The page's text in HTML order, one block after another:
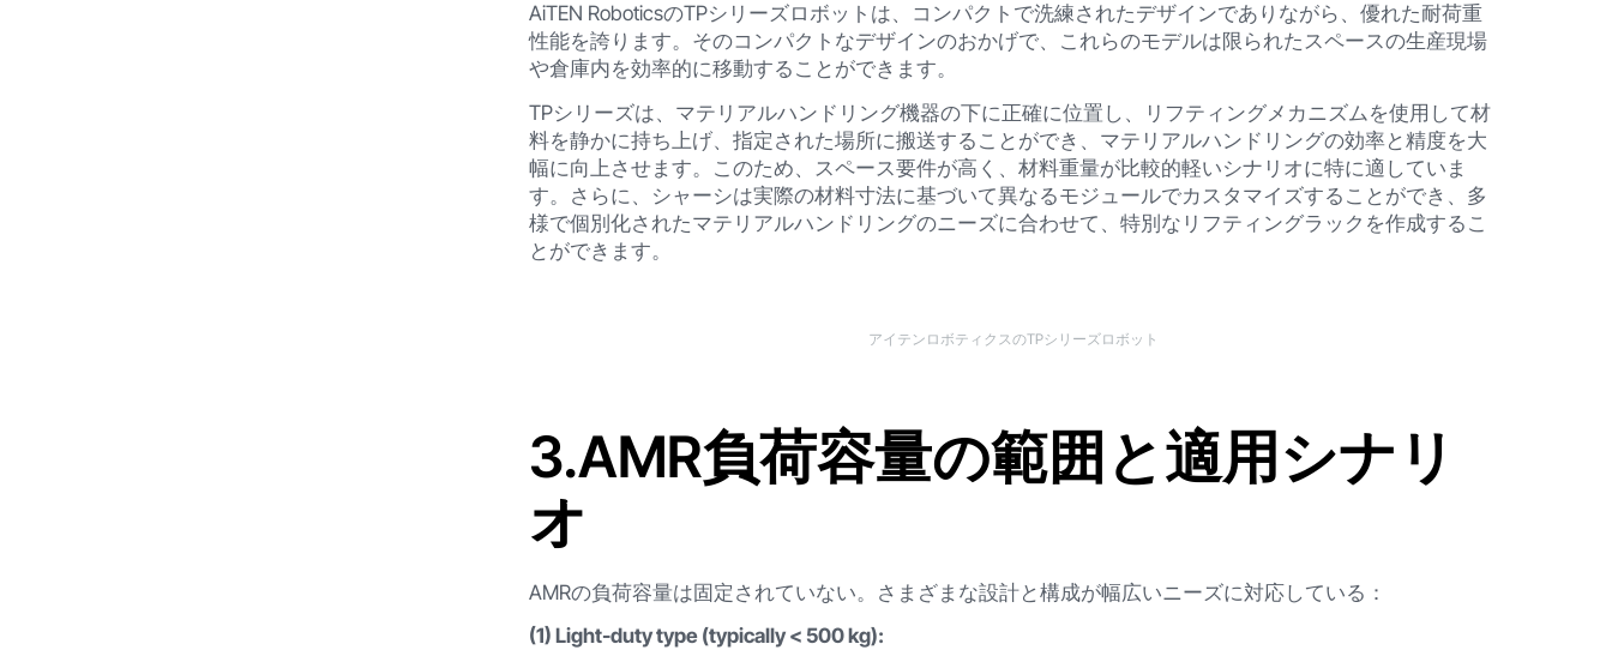
AiTEN RoboticsのTPシリーズロボットは、コンパクトで洗練されたデザインでありながら、優れた耐荷重
性能を誇ります。そのコンパクトなデザインのおかげで、これらのモデルは限られたスペースの生産現場
や倉庫内を効率的に移動することができます。
TPシリーズは、マテリアルハンドリング機器の下に正確に位置し、リフティングメカニズムを使用して材
料を静かに持ち上げ、指定された場所に搬送することができ、マテリアルハンドリングの効率と精度を大
幅に向上させます。このため、スペース要件が高く、材料重量が比較的軽いシナリオに特に適していま
す。さらに、シャーシは実際の材料寸法に基づいて異なるモジュールでカスタマイズすることができ、多
様で個別化されたマテリアルハンドリングのニーズに合わせて、特別なリフティングラックを作成するこ
とができます。
アイテンロボティクスのTPシリーズロボット
3.AMR負荷容量の範囲と適用シナリ
オ
AMRの負荷容量は固定されていない。さまざまな設計と構成が幅広いニーズに対応している：
(1) Light-duty type (typically < 500 kg):